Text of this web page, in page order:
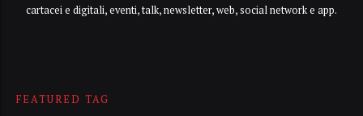
cartacei e digitali, eventi, talk, newsletter, web, social network e app.
FEATURED TAG